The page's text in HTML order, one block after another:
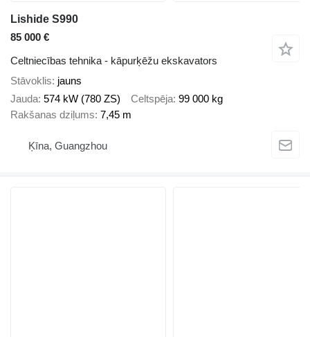
Lishide S990
85 000 €
Celtniecības tehnika - kāpurķēžu ekskavators
Stāvoklis jauns
Jauda 574 kW (780 ZS) Celtspēja 99 000 kg
Rakšanas dziļums 7,45 m
Ķīna, Guangzhou